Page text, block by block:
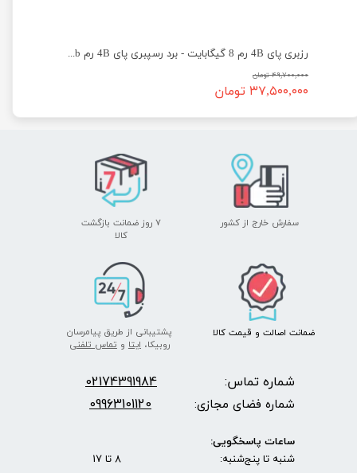
رزبری پای 4B رم 8 گیگابایت - برد رسپبری پای 4B رم 8Gb
۴۹,۷۰۰,۰۰۰ تومان
۳۷,۵۰۰,۰۰۰ تومان
پشتیبانی از طریق پیامرسان
روبیکا، ایتا و تماس تلفنی
سفارش خارج از کشور
۷ روز ضمانت بازگشت
​​​​​​​کالا
ضمانت اصالت و قیمت​​​​​​​ کالا ​​​​​​​
شماره تماس: 02174391984
شماره فضای مجازی: 09963101120
ساعات پاسخگویی:
شنبه تا پنج‌شنبه: 8 تا 17